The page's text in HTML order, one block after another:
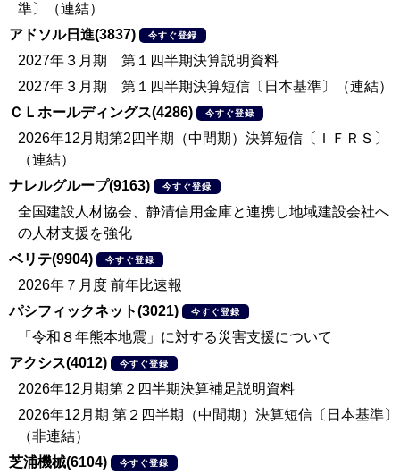
準〕（連結）
アドソル日進(3837)
今すぐ登録
2027年３月期 第１四半期決算説明資料
2027年３月期 第１四半期決算短信〔日本基準〕（連結）
ＣＬホールディングス(4286)
今すぐ登録
2026年12月期第2四半期（中間期）決算短信〔ＩＦＲＳ〕
（連結）
ナレルグループ(9163)
今すぐ登録
全国建設人材協会、静清信用金庫と連携し地域建設会社へ
の人材支援を強化
ベリテ(9904)
今すぐ登録
2026年７月度 前年比速報
パシフィックネット(3021)
今すぐ登録
「令和８年熊本地震」に対する災害支援について
アクシス(4012)
今すぐ登録
2026年12月期第２四半期決算補足説明資料
2026年12月期 第２四半期（中間期）決算短信〔日本基準〕
（非連結）
芝浦機械(6104)
今すぐ登録